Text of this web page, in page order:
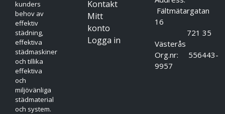
kunders
behov av
effektiv
städning,
effektiva
städmaskiner
och tillika
effektiva
och
miljövänliga
städmaterial
och system.
Kontakt
Mitt
konto
Logga in
Fältmätargatan
16
721 35
Västerås
Org.nr: 556443-
9957